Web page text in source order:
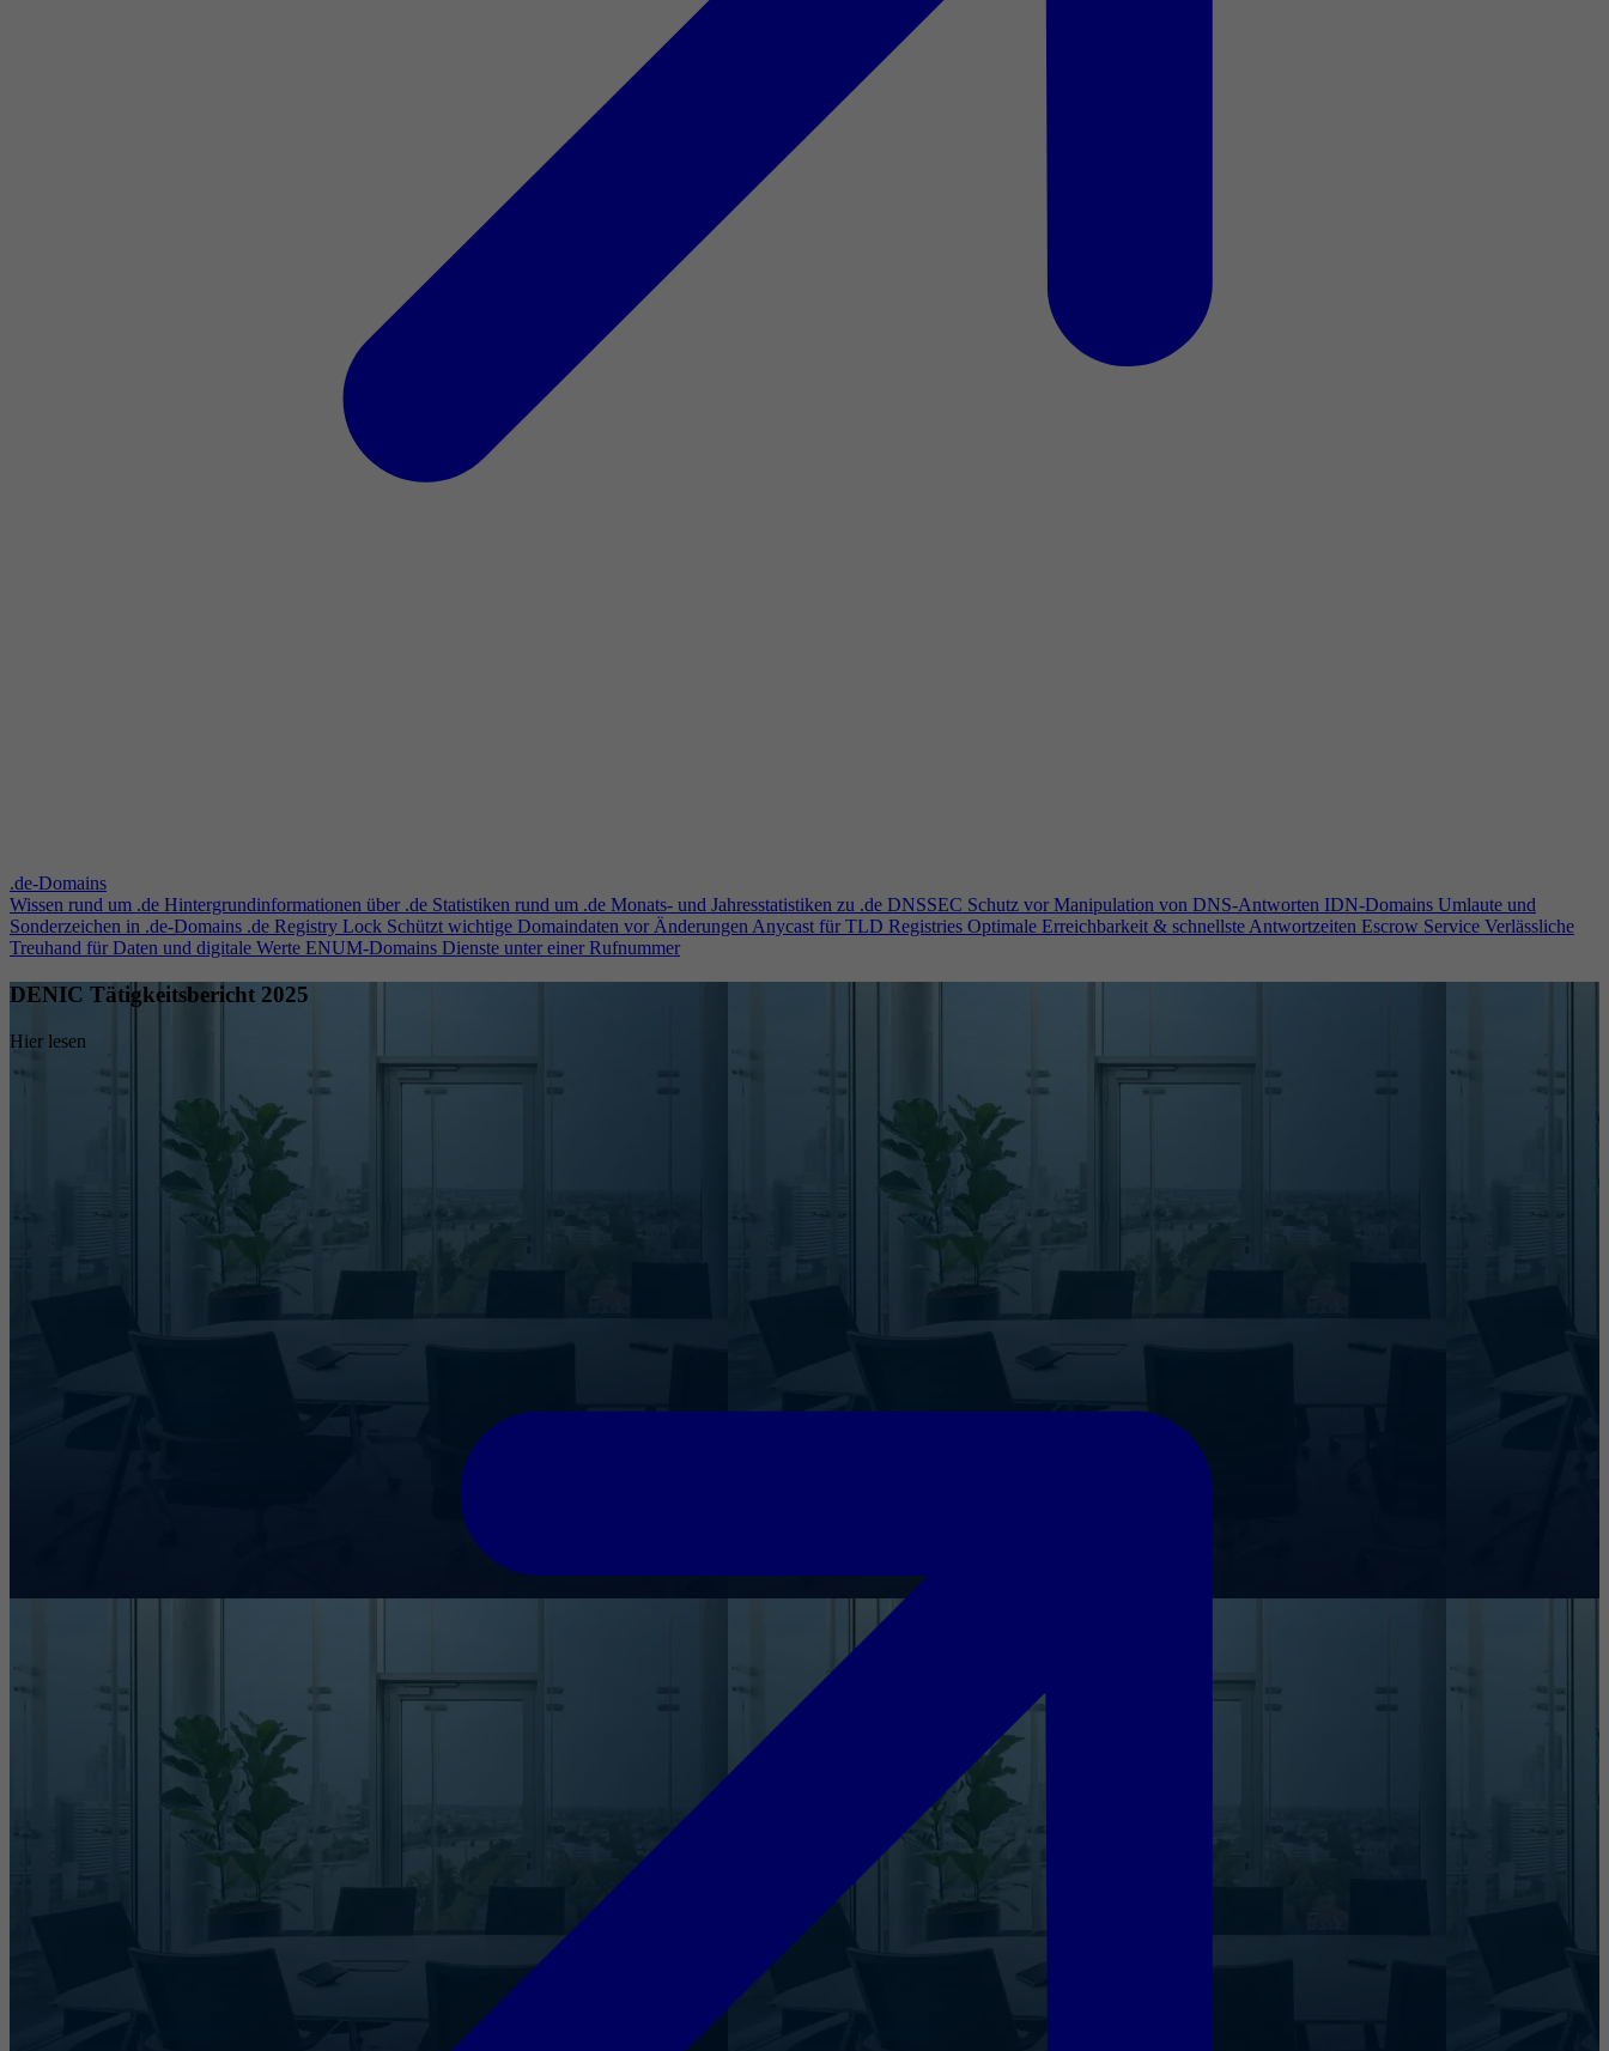
.de-Domains
Wissen rund um .de Hintergrundinformationen über .de Statistiken rund um .de Monats- und Jahresstatistiken zu .de DNSSEC Schutz vor Manipulation von DNS-Antworten IDN-Domains Umlaute und
Sonderzeichen in .de-Domains .de Registry Lock Schützt wichtige Domaindaten vor ÄnderungenAnycast für TLD Registries Optimale Erreichbarkeit & schnellste Antwortzeiten Escrow Service Verlässliche
Treuhand für Daten und digitale Werte ENUM-Domains Dienste unter einer Rufnummer
DENIC Tätigkeitsbericht 2025
Hier lesen